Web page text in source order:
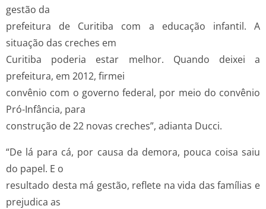
gestão da
prefeitura de Curitiba com a educação infantil. A
situação das creches em
Curitiba poderia estar melhor. Quando deixei a
prefeitura, em 2012, firmei
convênio com o governo federal, por meio do convênio
Pró-Infância, para
construção de 22 novas creches”, adianta Ducci.
“De lá para cá, por causa da demora, pouca coisa saiu
do papel. E o
resultado desta má gestão, reflete na vida das famílias e
prejudica as